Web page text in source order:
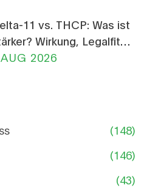
11 vs. THCP: Was ist
Wirkung, Legalfität
Risiken im Vergleich
2026
(148)
(146)
(43)